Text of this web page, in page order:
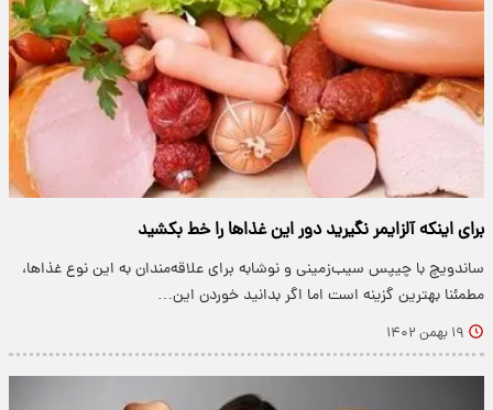
برای اینکه آلزایمر نگیرید دور این غذاها را خط بکشید
ساندویچ با چیپس سیب‌زمینی و نوشابه برای علاقه‌مندان به این نوع غذاها،
مطمئنا بهترین گزینه است اما اگر بدانید خوردن این…
۱۹ بهمن ۱۴۰۲